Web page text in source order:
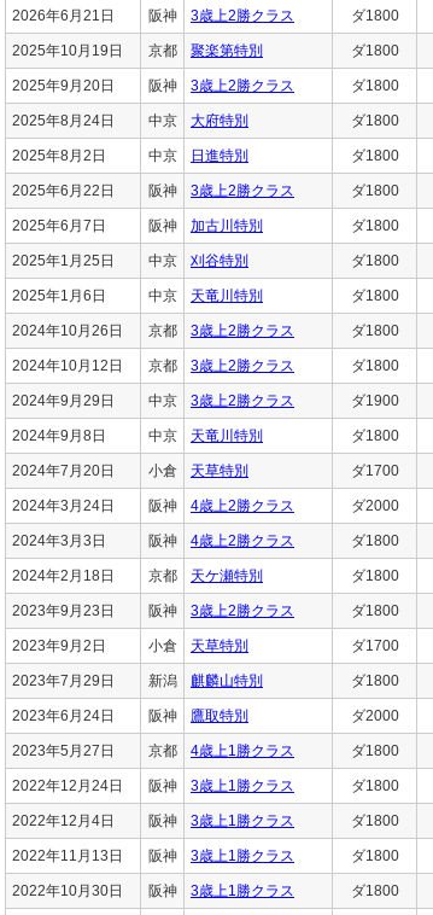
2026年6月21日 阪神 3歳上2勝クラス ダ1800
2025年10月19日 京都 聚楽第特別 ダ1800
2025年9月20日 阪神 3歳上2勝クラス ダ1800
2025年8月24日 中京 大府特別 ダ1800
2025年8月2日 中京 日進特別 ダ1800
2025年6月22日 阪神 3歳上2勝クラス ダ1800
2025年6月7日 阪神 加古川特別 ダ1800
2025年1月25日 中京 刈谷特別 ダ1800
2025年1月6日 中京 天竜川特別 ダ1800
2024年10月26日 京都 3歳上2勝クラス ダ1800
2024年10月12日 京都 3歳上2勝クラス ダ1800
2024年9月29日 中京 3歳上2勝クラス ダ1900
2024年9月8日 中京 天竜川特別 ダ1800
2024年7月20日 小倉 天草特別 ダ1700
2024年3月24日 阪神 4歳上2勝クラス ダ2000
2024年3月3日 阪神 4歳上2勝クラス ダ1800
2024年2月18日 京都 天ケ瀬特別 ダ1800
2023年9月23日 阪神 3歳上2勝クラス ダ1800
2023年9月2日 小倉 天草特別 ダ1700
2023年7月29日 新潟 麒麟山特別 ダ1800
2023年6月24日 阪神 鷹取特別 ダ2000
2023年5月27日 京都 4歳上1勝クラス ダ1800
2022年12月24日 阪神 3歳上1勝クラス ダ1800
2022年12月4日 阪神 3歳上1勝クラス ダ1800
2022年11月13日 阪神 3歳上1勝クラス ダ1800
2022年10月30日 阪神 3歳上1勝クラス ダ1800